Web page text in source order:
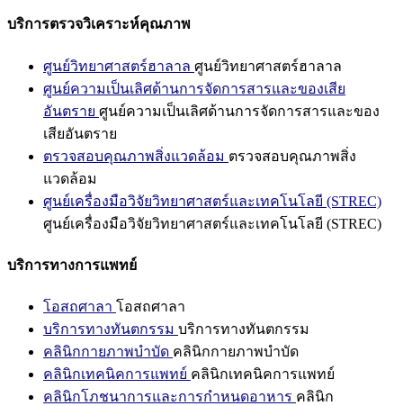
บริการตรวจวิเคราะห์คุณภาพ
ศูนย์วิทยาศาสตร์ฮาลาล ศูนย์วิทยาศาสตร์ฮาลาล
ศูนย์ความเป็นเลิศด้านการจัดการสารและของเสีย
อันตราย ศูนย์ความเป็นเลิศด้านการจัดการสารและของ
เสียอันตราย
ตรวจสอบคุณภาพสิ่งแวดล้อม ตรวจสอบคุณภาพสิ่ง
แวดล้อม
ศูนย์เครื่องมือวิจัยวิทยาศาสตร์และเทคโนโลยี (STREC)
ศูนย์เครื่องมือวิจัยวิทยาศาสตร์และเทคโนโลยี (STREC)
บริการทางการแพทย์
โอสถศาลา โอสถศาลา
บริการทางทันตกรรม บริการทางทันตกรรม
คลินิกกายภาพบำบัด คลินิกกายภาพบำบัด
คลินิกเทคนิคการแพทย์ คลินิกเทคนิคการแพทย์
คลินิกโภชนาการและการกำหนดอาหาร คลินิก